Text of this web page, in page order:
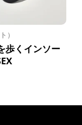
）
歩くインソー